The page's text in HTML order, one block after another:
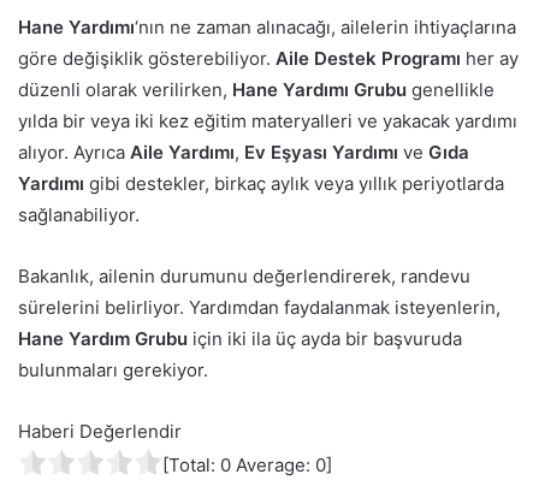
Hane Yardımı‘nın ne zaman alınacağı, ailelerin ihtiyaçlarına
göre değişiklik gösterebiliyor. Aile Destek Programı her ay
düzenli olarak verilirken, Hane Yardımı Grubu genellikle
yılda bir veya iki kez eğitim materyalleri ve yakacak yardımı
alıyor. Ayrıca Aile Yardımı, Ev Eşyası Yardımı ve Gıda
Yardımı gibi destekler, birkaç aylık veya yıllık periyotlarda
sağlanabiliyor.
Bakanlık, ailenin durumunu değerlendirerek, randevu
sürelerini belirliyor. Yardımdan faydalanmak isteyenlerin,
Hane Yardım Grubu için iki ila üç ayda bir başvuruda
bulunmaları gerekiyor.
Haberi Değerlendir
[Total: 0 Average: 0]